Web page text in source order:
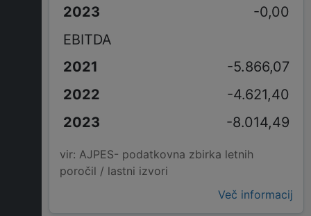
-0,00
EBITDA
-5.866,07
-4.621,40
-8.014,49
vir: AJPES- podatkovna zbirka letnih
poročil / lastni izvori
Več informacij